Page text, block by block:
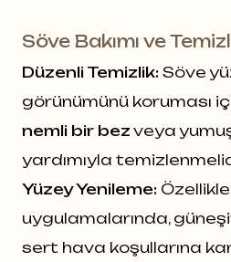
Söve Bakımı ve
Düzenli Temizlik: Söve
görünümünü koruması
nemli bir bez veya
yardımıyla
Yüzey Yenileme: Özellikle
uygulamalarında,
sert hava koşullarına